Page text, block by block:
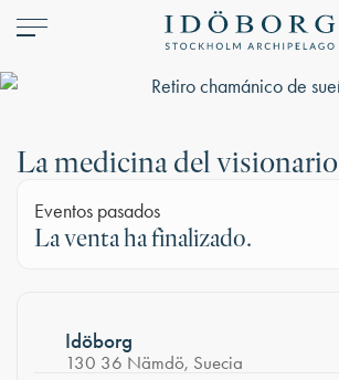
La medicina del visionario
Eventos pasados
La venta ha finalizado.
Idöborg
130 36 Nämdö, Suecia